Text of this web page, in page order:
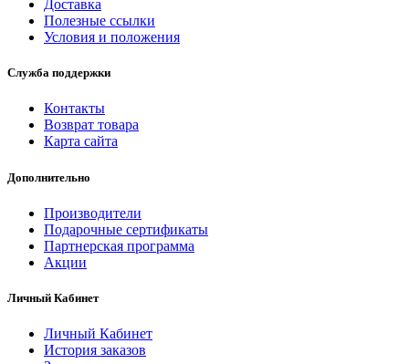
Доставка
Полезные ссылки
Условия и положения
Служба поддержки
Контакты
Возврат товара
Карта сайта
Дополнительно
Производители
Подарочные сертификаты
Партнерская программа
Акции
Личный Кабинет
Личный Кабинет
История заказов